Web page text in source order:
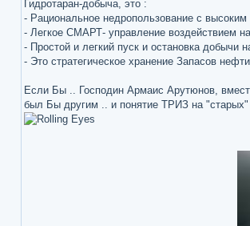
Гидротаран-добыча, это :
- Рациональное недропользование с
- Легкое СМАРТ- управление воздействием
- Простой и легкий пуск и остановка добычи
- Это стратегическое хранение Запасов
Если Бы .. Господин Армаис Арутюнов,
был Бы другим .. и понятие ТРИЗ на